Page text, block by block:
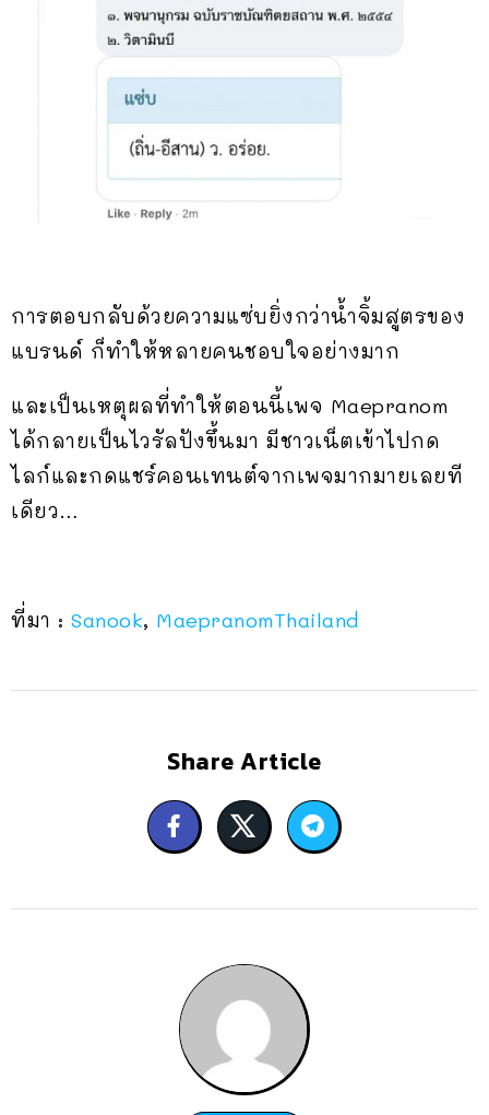
การตอบกลับด้วยความแซ่บยิ่งกว่าน้ำจิ้มสูตรของ
แบรนด์ ก็ทำให้หลายคนชอบใจอย่างมาก
และเป็นเหตุผลที่ทำให้ตอนนี้เพจ Maepranom
ได้กลายเป็นไวรัลปังขึ้นมา มีชาวเน็ตเข้าไปกด
ไลก์และกดแชร์คอนเทนต์จากเพจมากมายเลยที
เดียว…
ที่มา : Sanook, MaepranomThailand
Share Article